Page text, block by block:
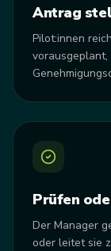
Antrag
Pilot:innen
Prüfen
Der Manager
oder leitet sie